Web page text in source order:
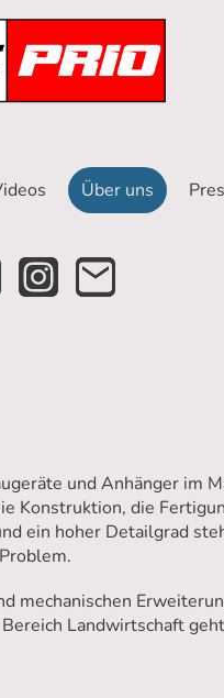
Über uns
und Anhänger im
die
ein hoher Detailgrad
mechanischen
Landwirtschaft